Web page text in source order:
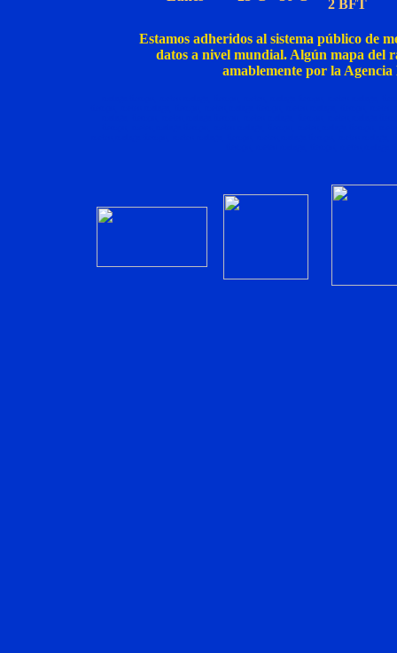
2 BFT
Estamos adheridos al sistema público de
datos a nivel mundial. Algún mapa del
amablemente por la